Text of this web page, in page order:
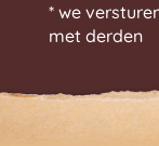
* we
met derden